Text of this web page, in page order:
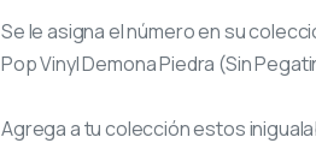
Se le asigna el númeroen su
Pop Vinyl Demona Piedra (Sin
Agrega a tu colección estos